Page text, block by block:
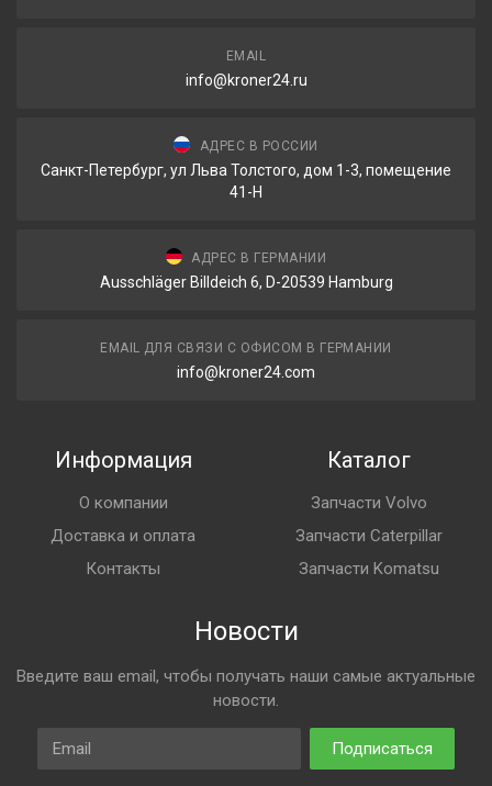
EMAIL
info@kroner24.ru
АДРЕС В РОССИИ
Санкт-Петербург, ул Льва Толстого, дом 1-3, помещение
41-Н
АДРЕС В ГЕРМАНИИ
Ausschläger Billdeich 6, D-20539 Hamburg
EMAIL ДЛЯ СВЯЗИ С ОФИСОМ В ГЕРМАНИИ
info@kroner24.com
Информация
О компании
Доставка и оплата
Контакты
Каталог
Запчасти Volvo
Запчасти Caterpillar
Запчасти Komatsu
Новости
Введите ваш email, чтобы получать наши самые актуальные
новости.
Email
Подписаться